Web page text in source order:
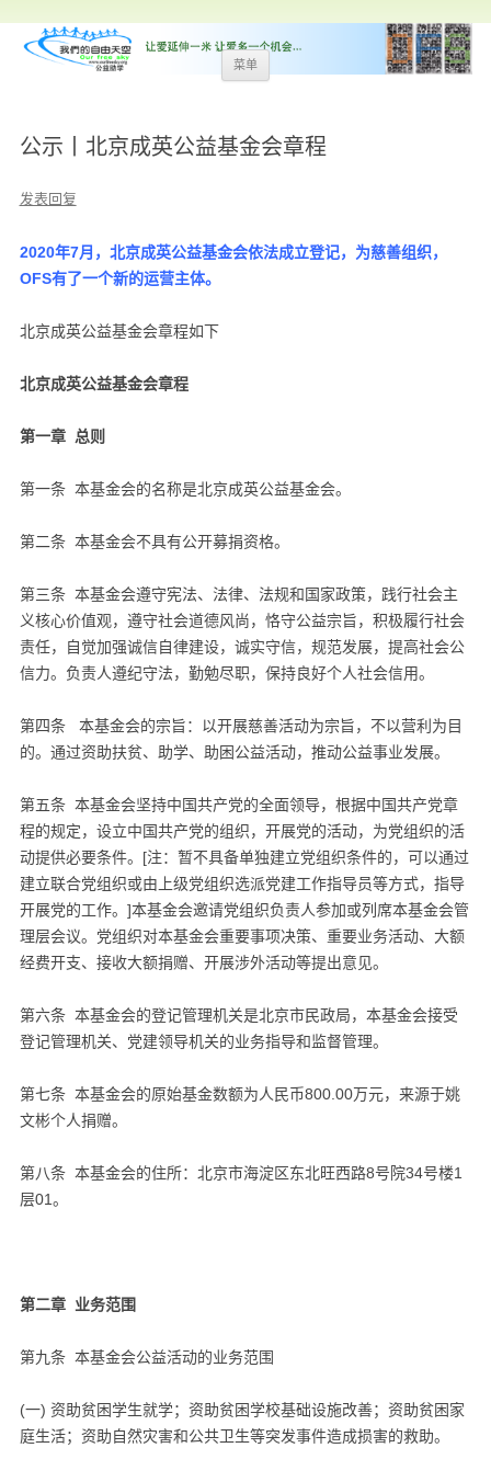
菜单
跳
至
公示丨北京成英公益基金会章程
发表回复
2020年7月，北京成英公益基金会依法成立登记，为慈善组织，
OFS有了一个新的运营主体。
北京成英公益基金会章程如下
北京成英公益基金会章程
第一章 总则
第一条 本基金会的名称是北京成英公益基金会。
第二条 本基金会不具有公开募捐资格。
第三条 本基金会遵守宪法、法律、法规和国家政策，践行社会主
义核心价值观，遵守社会道德风尚，恪守公益宗旨，积极履行社会
责任，自觉加强诚信自律建设，诚实守信，规范发展，提高社会公
信力。负责人遵纪守法，勤勉尽职，保持良好个人社会信用。
第四条 本基金会的宗旨：以开展慈善活动为宗旨，不以营利为目
的。通过资助扶贫、助学、助困公益活动，推动公益事业发展。
第五条 本基金会坚持中国共产党的全面领导，根据中国共产党章
程的规定，设立中国共产党的组织，开展党的活动，为党组织的活
动提供必要条件。[注：暂不具备单独建立党组织条件的，可以通过
建立联合党组织或由上级党组织选派党建工作指导员等方式，指导
开展党的工作。]本基金会邀请党组织负责人参加或列席本基金会管
理层会议。党组织对本基金会重要事项决策、重要业务活动、大额
经费开支、接收大额捐赠、开展涉外活动等提出意见。
第六条 本基金会的登记管理机关是北京市民政局，本基金会接受
登记管理机关、党建领导机关的业务指导和监督管理。
第七条 本基金会的原始基金数额为人民币800.00万元，来源于姚
文彬个人捐赠。
第八条 本基金会的住所：北京市海淀区东北旺西路8号院34号楼1
层01。
第二章 业务范围
第九条 本基金会公益活动的业务范围
(一) 资助贫困学生就学；资助贫困学校基础设施改善；资助贫困家
庭生活；资助自然灾害和公共卫生等突发事件造成损害的救助。